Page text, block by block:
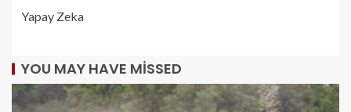
Yapay Zeka
YOU MAY HAVE MISSED